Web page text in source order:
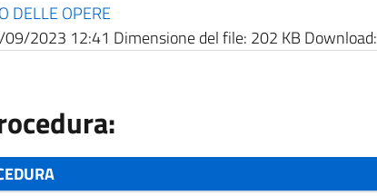
DELLE OPERE
2023 12:41 Dimensione del file: 202 KB Download: